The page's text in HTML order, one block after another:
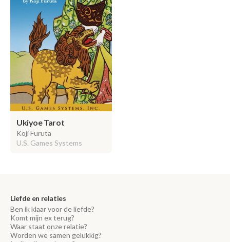
Ukiyoe Tarot
Koji Furuta
U.S. Games Systems
Liefde en relaties
Ben ik klaar voor de liefde?
Komt mijn ex terug?
Waar staat onze relatie?
Worden we samen gelukkig?